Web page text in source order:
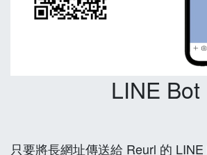
LINE Bot
只要將長網址傳送給 Reurl 的